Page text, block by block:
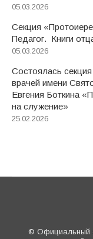
05.03.2026
Секция
Педагог. Книги
05.03.2026
Состоялась
врачей имени
Евгения Боткина
на служение»
25.02.2026
© Официальный